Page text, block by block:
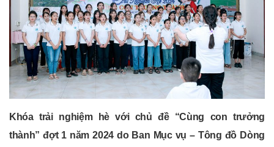
Khóa trải nghiệm hè với chủ đề “Cùng con trưởng
thành” đợt 1 năm 2024do Ban Mục vụ – Tông đồ Dòng